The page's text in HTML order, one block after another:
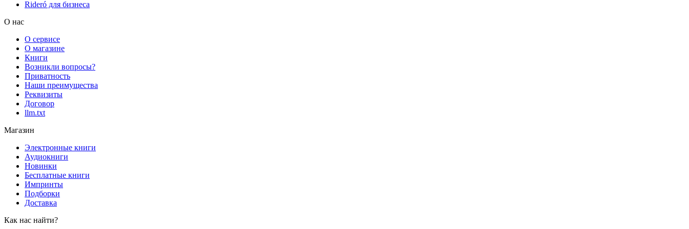
Rideró для бизнеса
О нас
О сервисе
О магазине
Книги
Возникли вопросы?
Приватность
Наши преимущества
Реквизиты
Договор
llm.txt
Магазин
Электронные книги
Аудиокниги
Новинки
Бесплатные книги
Импринты
Подборки
Доставка
Как нас найти?